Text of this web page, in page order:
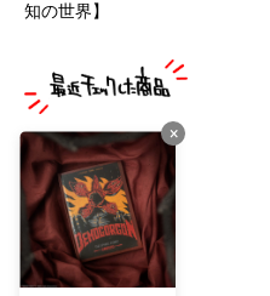
知の世界】
×